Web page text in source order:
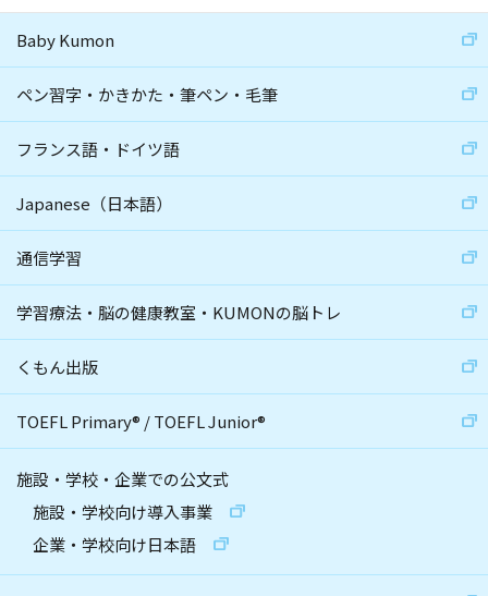
Baby Kumon
ペン習字・かきかた・筆ペン・毛筆
フランス語・ドイツ語
Japanese（日本語）
通信学習
学習療法・脳の健康教室・KUMONの脳トレ
くもん出版
TOEFL Primary® /TOEFL Junior®
施設・学校・企業での公文式
施設・学校向け導入事業
企業・学校向け日本語